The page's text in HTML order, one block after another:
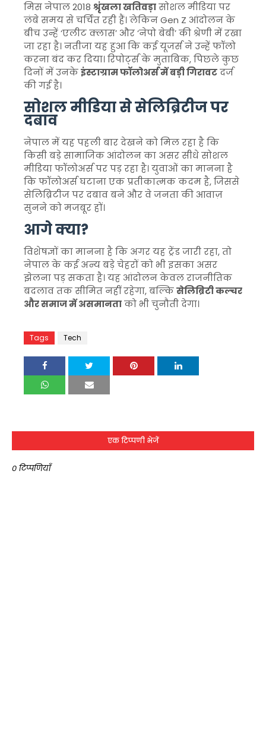
मिस नेपाल 2018 श्रृंखला खतिवड़ासोशल मीडिया पर
लंबे समय से चर्चित रही हैं। लेकिन Gen Z आंदोलन के
बीच उन्हें ‘एलीट क्लास’ और ‘नेपो बेबी’ की श्रेणी में रखा
जा रहा है। नतीजा यह हुआ कि कई यूजर्स ने उन्हें फॉलो
करना बंद कर दिया। रिपोर्ट्स के मुताबिक, पिछले कुछ
दिनों में उनकेइंस्टाग्राम फॉलोअर्स में बड़ी गिरावटदर्ज
की गई है।
सोशल मीडिया से सेलिब्रिटीज पर
दबाव
नेपाल में यह पहली बार देखने को मिल रहा है कि
किसी बड़े सामाजिक आंदोलन का असर सीधे सोशल
मीडिया फॉलोअर्स पर पड़ रहा है। युवाओं का मानना है
कि फॉलोअर्स घटाना एक प्रतीकात्मक कदम है, जिससे
सेलिब्रिटीज पर दबाव बने और वे जनता की आवाज़
सुनने को मजबूर हों।
आगे क्या?
विशेषज्ञों का मानना है कि अगर यह ट्रेंड जारी रहा, तो
नेपाल के कई अन्य बड़े चेहरों को भी इसका असर
झेलना पड़ सकता है। यह आंदोलन केवल राजनीतिक
बदलाव तक सीमित नहीं रहेगा, बल्किसेलिब्रिटी कल्चर
और समाज में असमानताको भी चुनौती देगा।
Tags Tech
एक टिप्पणी भेजें
0 टिप्पणियाँ